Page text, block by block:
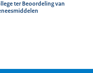
ter Beoordeling van